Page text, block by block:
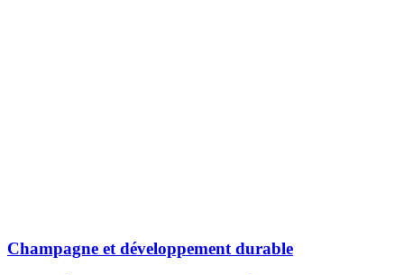
Champagne et développement durable